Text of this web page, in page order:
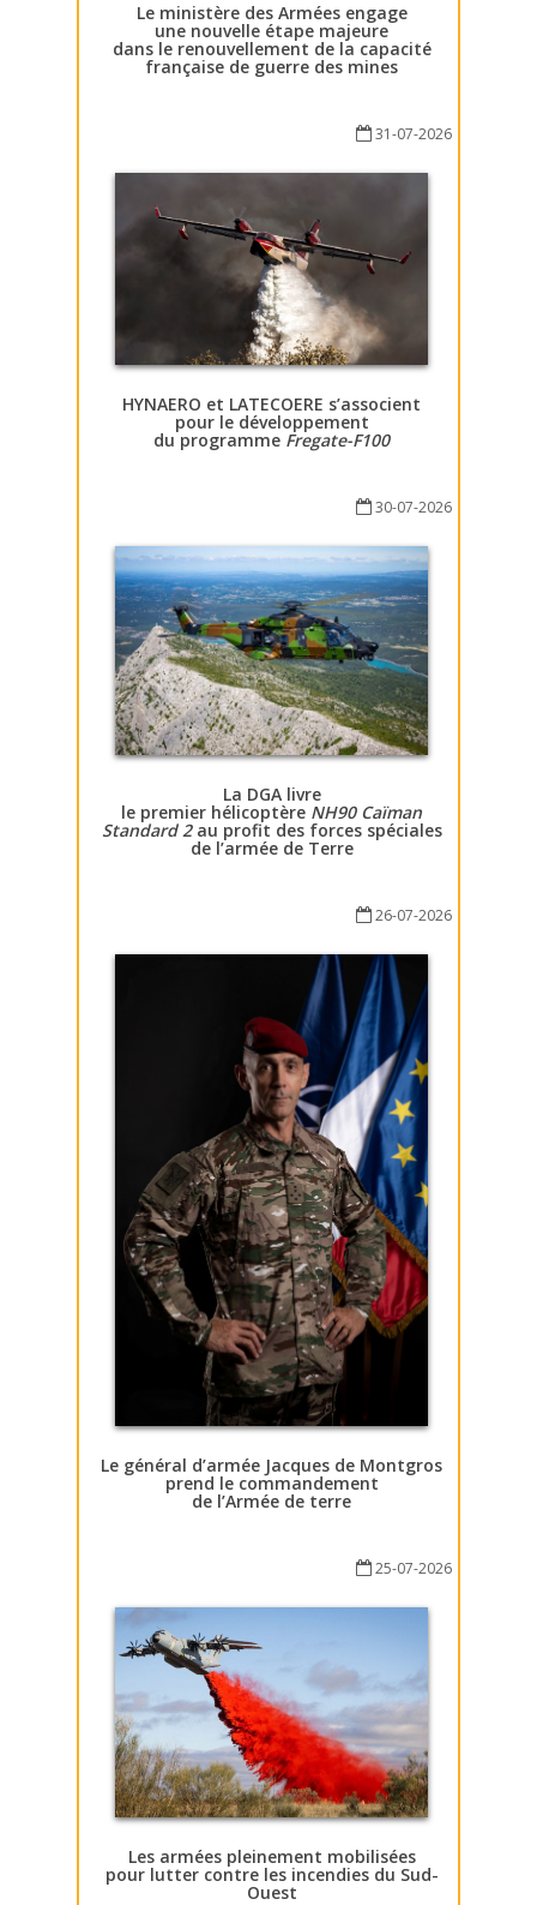
Le ministère des Armées engage
une nouvelle étape majeure
dans le renouvellement de la capacité
française de guerre des mines
31-07-2026
HYNAERO et LATECOERE s’associent
pour le développement
du programme Fregate-F100
30-07-2026
La DGA livre
le premier hélicoptère NH90 Caïman
Standard 2au profit des forces spéciales
de l’armée de Terre
26-07-2026
Le général d’armée Jacques de Montgros
prend le commandement
de l’Armée de terre
25-07-2026
Les armées pleinement mobilisées
pour lutter contre les incendies du Sud-
Ouest